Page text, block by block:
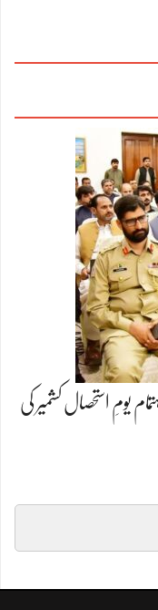
یومِ استحصال کشمیر کی